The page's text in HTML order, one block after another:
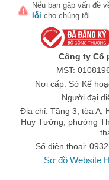
định của bác sĩ.
Nếu bạn có bất kỳ
và tham khảo ý kiến
Bảo quản sản phẩm
nắng trực tiếp.
Hãy trải nghiệm ngay xịt
15.8ml để giúp việc hô
thoải mái hơn!
Nếu bạn gặp vấn đề
lỗi cho chúng tôi.
Công ty Cổ
MST:
Nơi cấp: Sở Kế
Người đại
Địa chỉ: Tầng 3, tòa A,
Huy Tưởng, phường
Số điện thoại:
Sơ đồ Website